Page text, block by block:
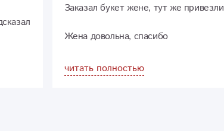
Заказал букет жене, тут же привезли
Жена довольна, спасибо
читать полностью